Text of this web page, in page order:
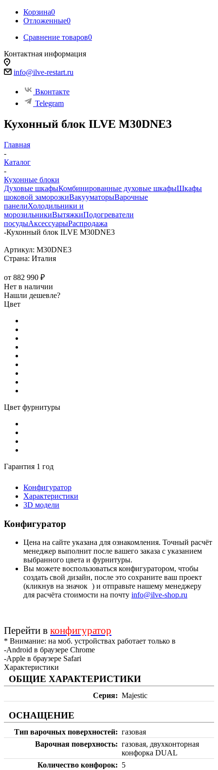
Корзина0
Отложенные0
Сравнение товаров0
Контактная информация
info@ilve-restart.ru
Вконтакте
Telegram
Кухонный блок ILVE M30DNE3
Главная
-
Каталог
-
Кухонные блоки
Духовые шкафыКомбинированные духовые шкафыШкафы
шоковой заморозкиВакууматорыВарочные
панелиХолодильники и
морозильникиВытяжкиПодогреватели
посудыАксессуарыРаспродажа
-Кухонный блок ILVE M30DNE3
Артикул: M30DNE3
Страна: Италия
от 882 990 ₽
Нет в наличии
Нашли дешевле?
Цвет
Цвет фурнитуры
Гарантия 1 год
Конфигуратор
Характеристики
3D модели
Конфигуратор
Цена на сайте указана для ознакомления. Точный расчёт
менеджер выполнит после вашего заказа с указанием
выбранного цвета и фурнитуры.
Вы можете воспользоваться конфигуратором, чтобы
создать свой дизайн, после это сохраните ваш проект
(кликнув на значок ) и отправьте нашему менеджеру
для расчёта стоимости на почту info@ilve-shop.ru
Перейти в конфигуратор
* Внимание: на моб. устройствах работает только в
-Android в браузере Chrome
-Apple в браузере Safari
Характеристики
ОБЩИЕ ХАРАКТЕРИСТИКИ
Серия Majestic
ОСНАЩЕНИЕ
Тип варочных поверхностей
газовая
Варочная поверхность
газовая, двухконторная
конфорка DUAL
Количество конфорок
5